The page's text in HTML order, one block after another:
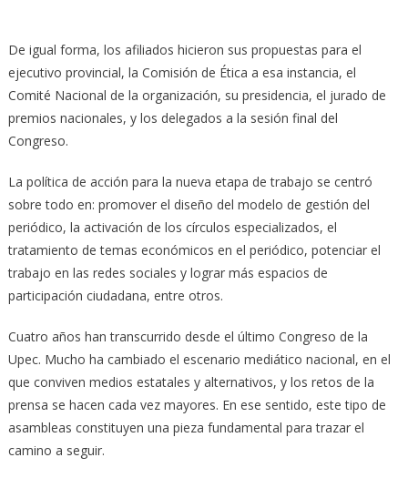
De igual forma, los afiliados hicieron sus propuestas para el
ejecutivo provincial, la Comisión de Ética a esa instancia, el
Comité Nacional de la organización, su presidencia, el jurado de
premios nacionales, y los delegados a la sesión final del
Congreso.
La política de acción para la nueva etapa de trabajo se centró
sobre todo en: promover el diseño del modelo de gestión del
periódico, la activación de los círculos especializados, el
tratamiento de temas económicos en el periódico, potenciar el
trabajo en las redes sociales y lograr más espacios de
participación ciudadana, entre otros.
Cuatro años han transcurrido desde el último Congreso de la
Upec. Mucho ha cambiado el escenario mediático nacional, en el
que conviven medios estatales y alternativos, y los retos de la
prensa se hacen cada vez mayores. En ese sentido, este tipo de
asambleas constituyen una pieza fundamental para trazar el
camino a seguir.